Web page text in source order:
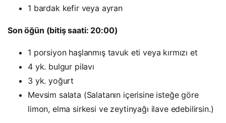
1 bardak kefir veya ayran
Son öğün (bitiş saati: 20:00)
1 porsiyon haşlanmış tavuk eti veya kırmızı et
4 yk. bulgur pilavı
3 yk. yoğurt
Mevsim salata (Salatanın içerisine isteğe göre
limon, elma sirkesi ve zeytinyağı ilave edebilirsin.)